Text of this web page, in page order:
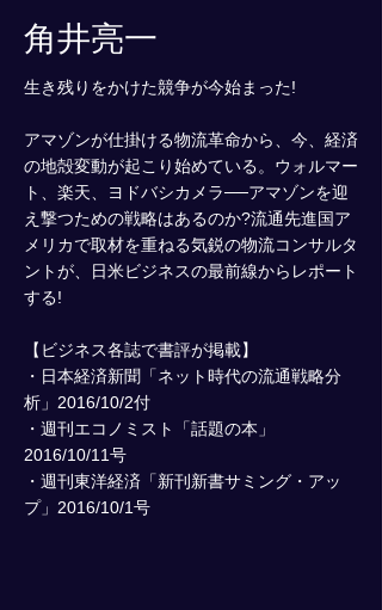
角井亮一
生き残りをかけた競争が今始まった!
アマゾンが仕掛ける物流革命から、今、経済
の地殻変動が起こり始めている。ウォルマー
ト、楽天、ヨドバシカメラ──アマゾンを迎
え撃つための戦略はあるのか?流通先進国ア
メリカで取材を重ねる気鋭の物流コンサルタ
ントが、日米ビジネスの最前線からレポート
する!
【ビジネス各誌で書評が掲載】
・日本経済新聞「ネット時代の流通戦略分
析」2016/10/2付
・週刊エコノミスト「話題の本」
2016/10/11号
・週刊東洋経済「新刊新書サミング・アッ
プ」2016/10/1号